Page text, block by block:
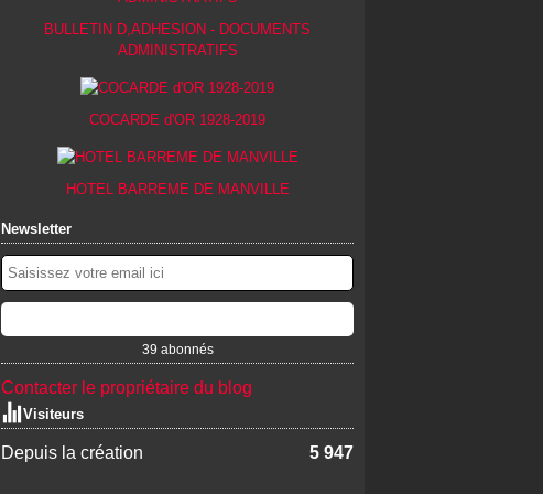
BULLETIN D,ADHESION - DOCUMENTS
ADMINISTRATIFS
COCARDE d'OR 1928-2019
HOTEL BARREME DE MANVILLE
Newsletter
39 abonnés
Contacter le propriétaire du blog
Visiteurs
Depuis la création 5 947